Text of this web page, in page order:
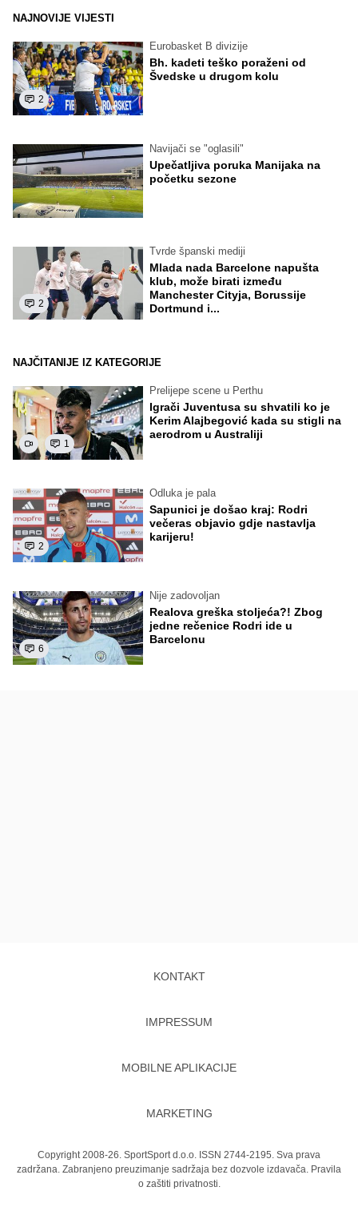
NAJNOVIJE VIJESTI
2
Eurobasket B divizije
Bh. kadeti teško poraženi od
Švedske u drugom kolu
Navijači se "oglasili"
Upečatljiva poruka Manijaka na
početku sezone
2
Tvrde španski mediji
Mlada nada Barcelone napušta
klub, može birati između
Manchester Cityja, Borussije
Dortmund i...
NAJČITANIJE IZ KATEGORIJE
1
Prelijepe scene u Perthu
Igrači Juventusa su shvatili ko je
Kerim Alajbegović kada su stigli na
aerodrom u Australiji
2
Odluka je pala
Sapunici je došao kraj: Rodri
večeras objavio gdje nastavlja
karijeru!
6
Nije zadovoljan
Realova greška stoljeća?! Zbog
jedne rečenice Rodri ide u
Barcelonu
KONTAKT
IMPRESSUM
MOBILNE APLIKACIJE
MARKETING
Copyright 2008-26. SportSport d.o.o. ISSN 2744-2195. Sva prava
zadržana. Zabranjeno preuzimanje sadržaja bez dozvole izdavača. Pravila
o zaštiti privatnosti.